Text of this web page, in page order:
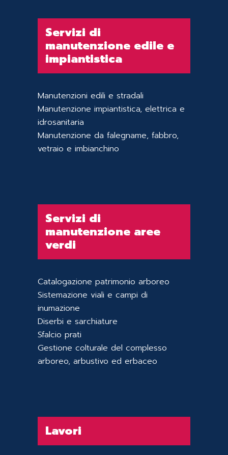
Servizi di
manutenzione edile e
impiantistica
Manutenzioni edili e stradali
Manutenzione impiantistica, elettrica e
idrosanitaria
Manutenzione da falegname, fabbro,
vetraio e imbianchino
Servizi di
manutenzione aree
verdi
Catalogazione patrimonio arboreo
Sistemazione viali e campi di
inumazione
Diserbi e sarchiature
Sfalcio prati
Gestione colturale del complesso
arboreo, arbustivo ed erbaceo
Lavori